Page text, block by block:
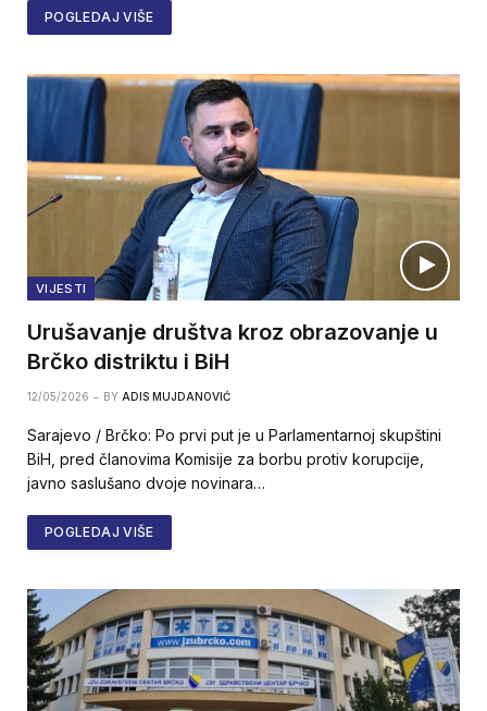
POGLEDAJ VIŠE
VIJESTI
Urušavanje društva kroz obrazovanje u
Brčko distriktu i BiH
12/05/2026 BY ADIS MUJDANOVIĆ
Sarajevo / Brčko: Po prvi put je u Parlamentarnoj skupštini
BiH, pred članovima Komisije za borbu protiv korupcije,
javno saslušano dvoje novinara…
POGLEDAJ VIŠE